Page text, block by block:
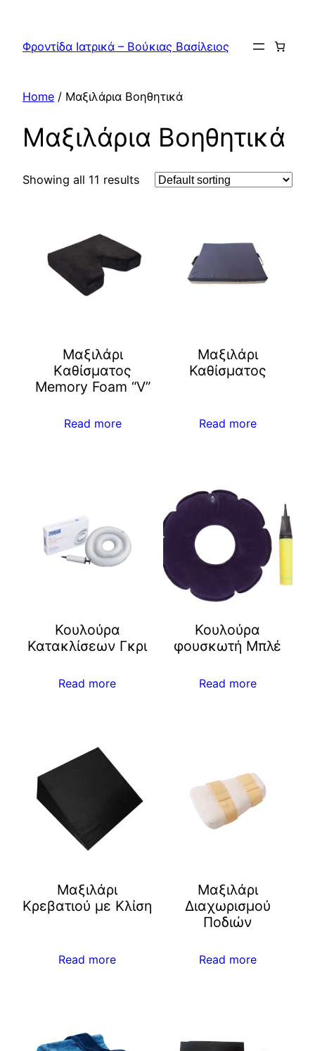
content
Φροντίδα Ιατρικά – Βούκιας Βασίλειος
Home / Μαξιλάρια Βοηθητικά
Μαξιλάρια Βοηθητικά
Showing all 11 results
Mαξιλάρι
Kαθίσματος
Memory Foam “V”
Read more
Mαξιλάρι
Καθίσματος
Read more
Κουλούρα
Κατακλίσεων Γκρι
Read more
Κουλούρα
φουσκωτή Μπλέ
Read more
Μαξιλάρι
Kρεβατιού με Κλίση
Read more
Μαξιλάρι
Διαχωρισμού
Ποδιών
Read more